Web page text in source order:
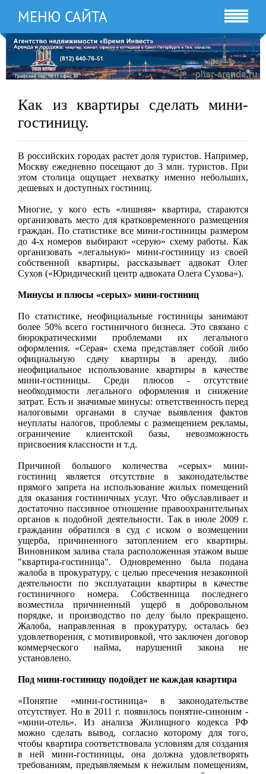
МЕНЮ САЙТА
Как из квартиры сделать мини-
гостиницу.
В российских городах растет доля туристов. Например,
Москву ежедневно посещают до 3 млн. туристов. При
этом столица ощущает нехватку именно небольших,
дешевых и доступных гостиниц.
Многие, у кого есть «лишняя» квартира, стараются
организовать место для кратковременного размещения
граждан. По статистике все мини-гостиницы размером
до 4-х номеров выбирают «серую» схему работы. Как
организовать «легальную» мини-гостиницу из своей
собственной квартиры, рассказывает адвокат Олег
Сухов («Юридический центр адвоката Олега Сухова»).
Минусы и плюсы «серых» мини-гостиниц
По статистике, неофициальные гостиницы занимают
более 50% всего гостиничного бизнеса. Это связано с
бюрократическими проблемами их легального
оформления. «Серая» схема представляет собой либо
официальную сдачу квартиры в аренду, либо
неофициальное использование квартиры в качестве
мини-гостиницы. Среди плюсов - отсутствие
необходимости легального оформления и снижение
затрат. Есть и значимые минусы: ответственность перед
налоговыми органами в случае выявления фактов
неуплаты налогов, проблемы с размещением рекламы,
ограничение клиентской базы, невозможность
присвоения классности и т.д.
Причиной большого количества «серых» мини-
гостиниц является отсутствие в законодательстве
прямого запрета на использование жилых помещений
для оказания гостиничных услуг. Что обуславливает и
достаточно пассивное отношение правоохранительных
органов к подобной деятельности. Так в июле 2009 г.
гражданин обратился в суд с иском о возмещении
ущерба, причиненного затоплением его квартиры.
Виновником залива стала расположенная этажом выше
"квартира-гостиница". Одновременно была подана
жалоба в прокуратуру, с целью пресечения незаконной
деятельности по эксплуатации квартиры в качестве
гостиничного номера. Собственница последнего
возместила причиненный ущерб в добровольном
порядке, и производство по делу было прекращено.
Жалоба, направленная в прокуратуру, осталась без
удовлетворения, с мотивировкой, что заключен договор
коммерческого найма, нарушений закона не
установлено.
Под мини-гостиницу подойдет не каждая квартира
«Понятие «мини-гостиница» в законодательстве
отсутствует. Но в 2011 г. появилось понятие-синоним -
«мини-отель». Из анализа Жилищного кодекса РФ
можно сделать вывод, согласно которому для того,
чтобы квартира соответствовала условиям для создания
в ней мини-гостиницы, она должна удовлетворять
требованиям, предъявляемым к нежилым помещениям,